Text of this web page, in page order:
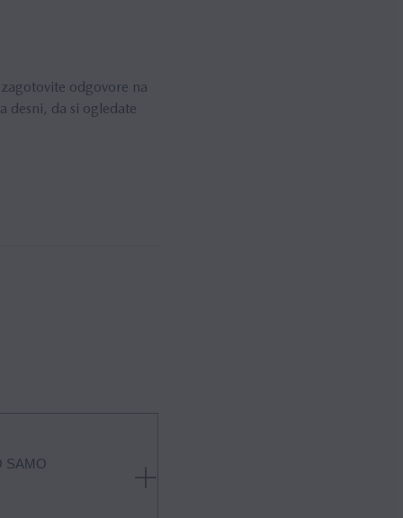
odgovore na
desni, da si ogledate
SAMO